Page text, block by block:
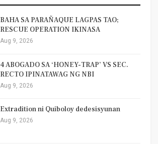
BAHA SA PARAÑAQUE LAGPAS TAO;
RESCUE OPERATION IKINASA
Aug 9, 2026
4 ABOGADO SA ‘HONEY-TRAP’ VS SEC.
RECTO IPINATAWAG NG NBI
Aug 9, 2026
Extradition ni Quiboloy dedesisyunan
Aug 9, 2026